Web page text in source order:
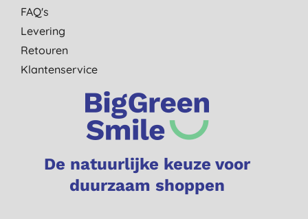
FAQ's
Levering
Retouren
Klantenservice
De natuurlijke keuze voor
duurzaam shoppen